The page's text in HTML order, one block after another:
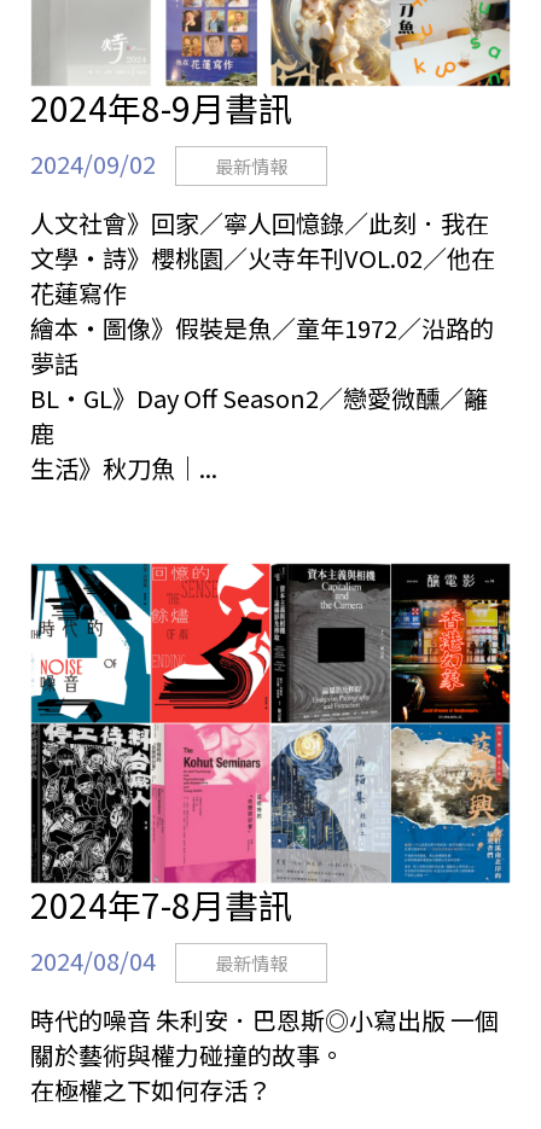
2024年8-9月書訊
2024/09/02 最新情報
人文社會》回家／寧人回憶錄／此刻．我在
文學・詩》櫻桃園／火寺年刊VOL.02／他在
花蓮寫作
繪本・圖像》假裝是魚／童年1972／沿路的
夢話
BL・GL》Day Off Season2／戀愛微醺／籬
鹿
生活》秋刀魚｜...
2024年7-8月書訊
2024/08/04 最新情報
時代的噪音 朱利安．巴恩斯◎小寫出版 一個
關於藝術與權力碰撞的故事。
在極權之下如何存活？